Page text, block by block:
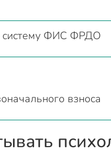
систему ФИС ФРДО
взноса